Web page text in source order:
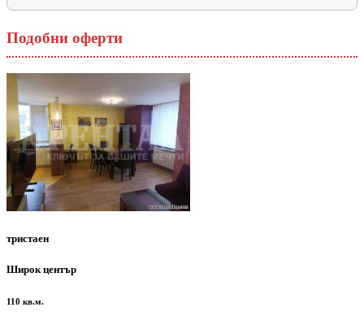
Подобни оферти
тристаен
Широк център
110 кв.м.